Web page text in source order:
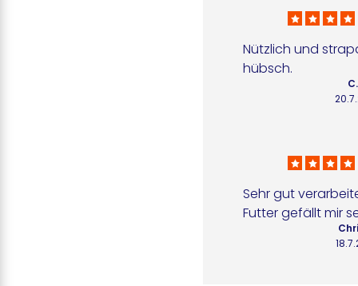
Nützlich und
hübsch.
Sehr gut
Futter gefällt mir